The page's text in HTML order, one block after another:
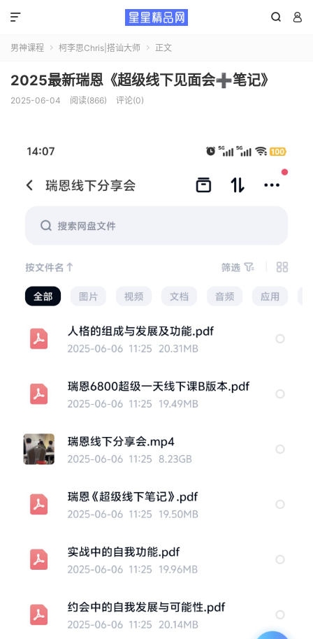
 

男神课程  柯李思Chris|搭讪大师  正文
2025最新瑞恩《超级线下见面会➕笔记》
2025-06-04 阅读(866) 评论(0)